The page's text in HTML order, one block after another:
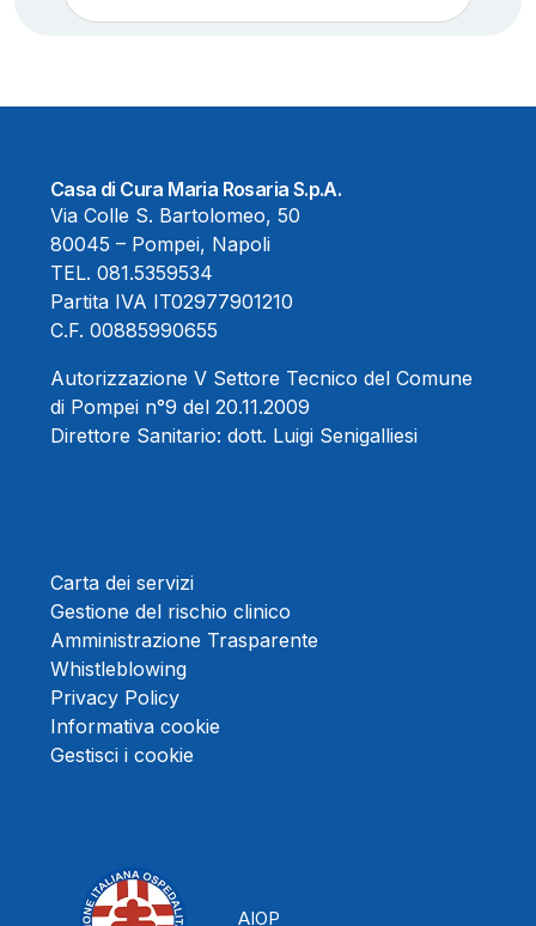
Casa di Cura Maria Rosaria S.p.A.
Via Colle S. Bartolomeo, 50
80045 – Pompei, Napoli
TEL. 081.5359534
Partita IVA IT02977901210
C.F. 00885990655
Autorizzazione V Settore Tecnico del Comune
di Pompei n°9 del 20.11.2009
Direttore Sanitario: dott. Luigi Senigalliesi
Carta dei servizi
Gestione del rischio clinico
Amministrazione Trasparente
Whistleblowing
Privacy Policy
Informativa cookie
Gestisci i cookie
AIOP